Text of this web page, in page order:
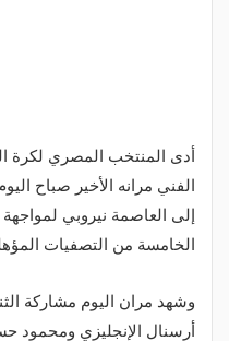
أدى المنتخب المصري لكرة
الفني مرانه الأخير صباح
إلى العاصمة نيروبي
الخامسة من التصفيات
وشهد مران اليوم مشاركة
أرسنال الإنجليزي ومحمود